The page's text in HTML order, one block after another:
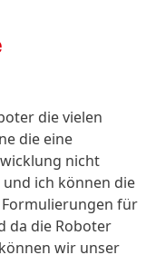
die vielen
die eine
nicht
ich können die
für
da die Roboter
wir unser